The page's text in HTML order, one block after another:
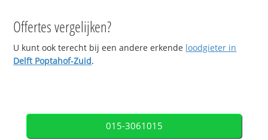
Offertes vergelijken?
U kunt ook terecht bij een andere erkende loodgieter in
Delft Poptahof-Zuid.
015-3061015